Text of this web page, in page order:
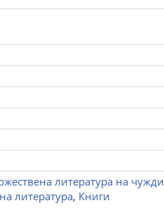
литература на чужди
литература, Книги